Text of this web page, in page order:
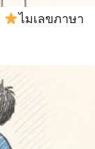
ไมเลขภาษา